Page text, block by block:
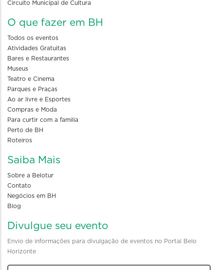
Circuito Municipal de Cultura
O que fazer em BH
Todos os eventos
Atividades Gratuitas
Bares e Restaurantes
Museus
Teatro e Cinema
Parques e Praças
Ao ar livre e Esportes
Compras e Moda
Para curtir com a familia
Perto de BH
Roteiros
Saiba Mais
Sobre a Belotur
Contato
Negócios em BH
Blog
Divulgue seu evento
Envio de informações para divulgação de eventos no Portal Belo
Horizonte